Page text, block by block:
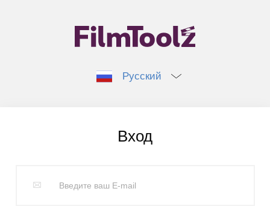
Русский
Вход